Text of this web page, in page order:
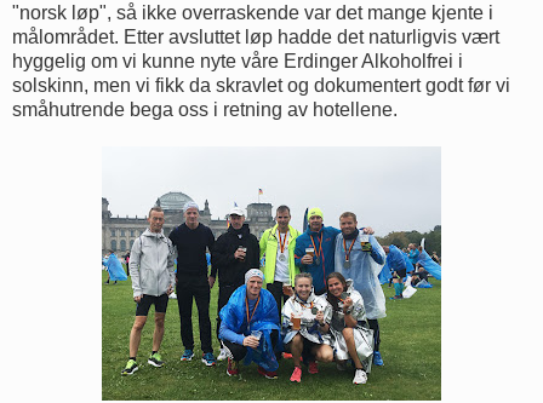
"norsk løp", så ikke overraskende var det mange kjente i
målområdet. Etter avsluttet løp hadde det naturligvis vært
hyggelig om vi kunne nyte våre Erdinger Alkoholfrei i
solskinn, men vi fikk da skravlet og dokumentert godt før vi
småhutrende bega oss i retning av hotellene.